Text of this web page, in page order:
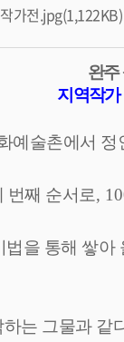
가전.jpg(1,122KB)
완주
지역작가
예술촌에서 정
번째 순서로,
법을 통해 쌓아
는 그물과 같